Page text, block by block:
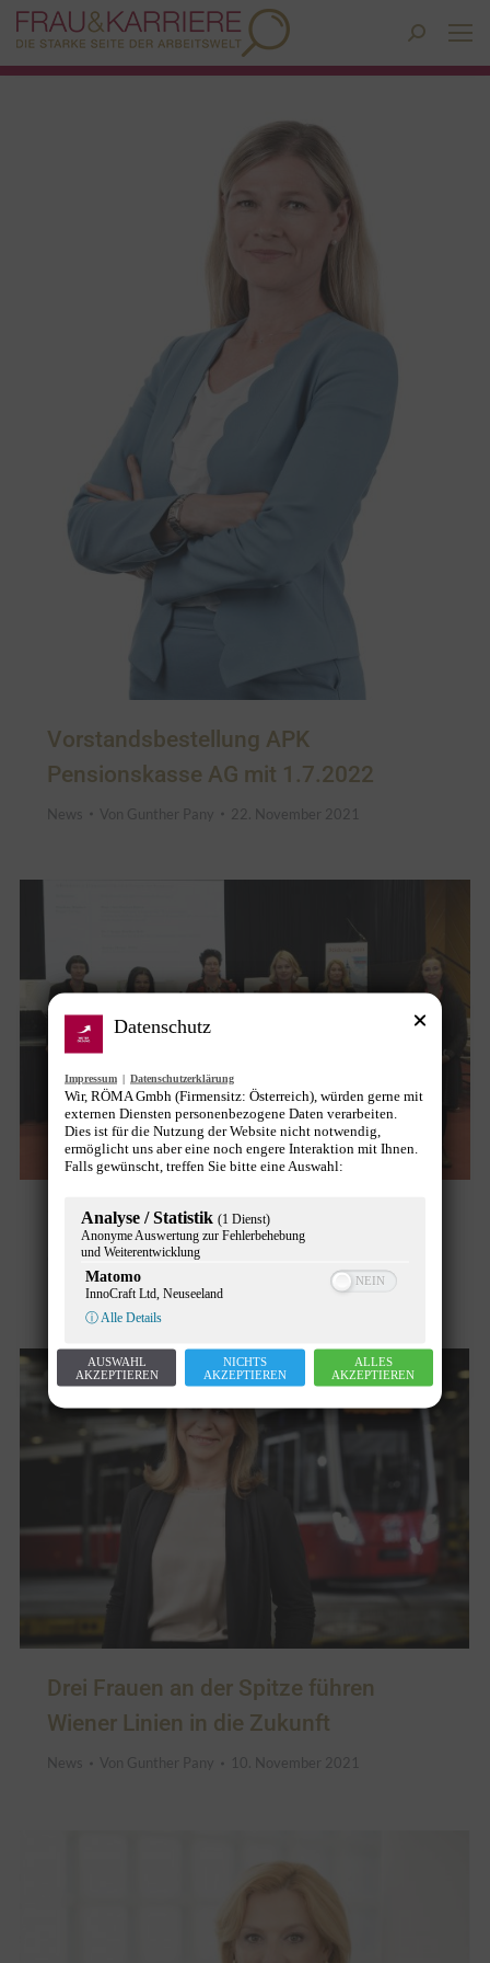
Search:
Vorstandsbestellung APK
Pensionskasse AG mit 1.7.2022
News Von Gunther Pany 22. November 2021
70. Städtetag: Frauen vor!
Chancengleichheit,News
15. November 2021
Drei Frauen an der Spitze führen
Wiener Linien in die Zukunft
News Von Gunther Pany 10. November 2021
Datenschutz
Impressum | Datenschutzerklärung
Wir, RÖMA Gmbh (Firmensitz: Österreich), würden gerne mit
externen Diensten personenbezogene Daten verarbeiten.
Dies ist für die Nutzung der Website nicht notwendig,
ermöglicht uns aber eine noch engere Interaktion mit Ihnen.
Falls gewünscht, treffen Sie bitte eine Auswahl:
Analyse / Statistik (1 Dienst)
Anonyme Auswertung zur Fehlerbehebung
und Weiterentwicklung
Matomo
InnoCraft Ltd, Neuseeland
ⓘ Alle Details
AUSWAHL
AKZEPTIEREN
NICHTS
AKZEPTIEREN
ALLES
AKZEPTIEREN